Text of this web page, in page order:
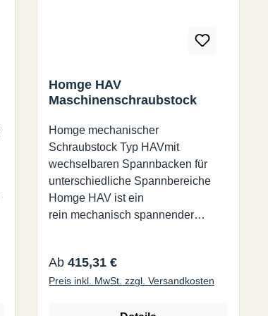
Homge HAV
Maschinenschraubstock
Homge mechanischer
Schraubstock Typ HAVmit
wechselbaren Spannbacken für
unterschiedliche Spannbereiche
Homge HAV ist ein
rein mechanisch spannender
mittels zwei Schrauben ganz leicht
abmontiert werden, da auch ohne
Regulärer Preis:
Ab415,31 €
Preis inkl. MwSt. zzgl. Versandkosten